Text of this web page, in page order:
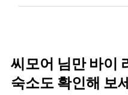
씨모어 님만 바이
숙소도 확인해 보